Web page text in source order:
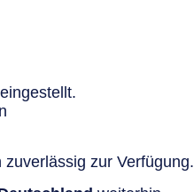
zur Verfügung.